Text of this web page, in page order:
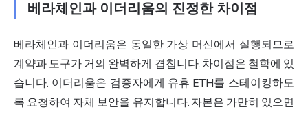
베라체인과 이더리움의 진정한 차이점
베라체인과 이더리움은 동일한 가상 머신에서 실행되므로
계약과 도구가 거의 완벽하게 겹칩니다. 차이점은 철학에 있
습니다. 이더리움은 검증자에게 유휴 ETH를 스테이킹하도
록 요청하여 자체 보안을 유지합니다. 자본은 가만히 있으면